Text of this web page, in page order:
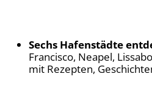
Sechs Hafenstädte
Francisco, Neapel,
mit Rezepten,